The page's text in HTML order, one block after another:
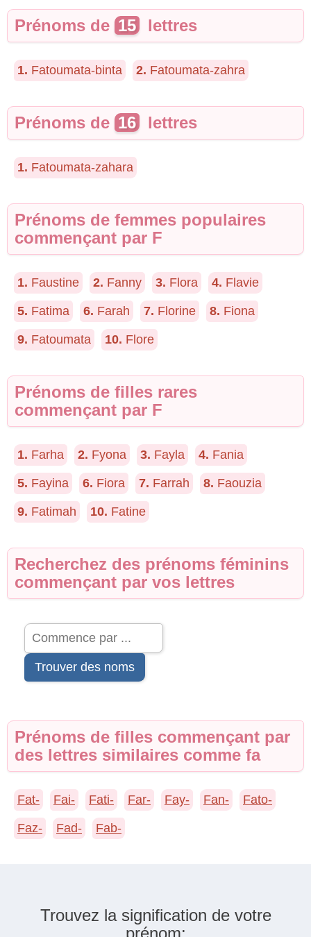
Prénoms de 15 lettres
1. Fatoumata-binta 2. Fatoumata-zahra
Prénoms de 16 lettres
1. Fatoumata-zahara
Prénoms de femmes populaires
commençant par F
1. Faustine 2. Fanny 3. Flora 4. Flavie
5. Fatima 6. Farah 7. Florine 8. Fiona
9. Fatoumata 10. Flore
Prénoms de filles rares
commençant par F
1. Farha 2. Fyona 3. Fayla 4. Fania
5. Fayina 6. Fiora 7. Farrah 8. Faouzia
9. Fatimah 10. Fatine
Recherchez des prénoms féminins
commençant par vos lettres
Trouver des noms
Prénoms de filles commençant par
des lettres similaires comme fa
Fat- Fai- Fati- Far- Fay- Fan- Fato-
Faz- Fad- Fab-
Trouvez la signification de votre
prénom: